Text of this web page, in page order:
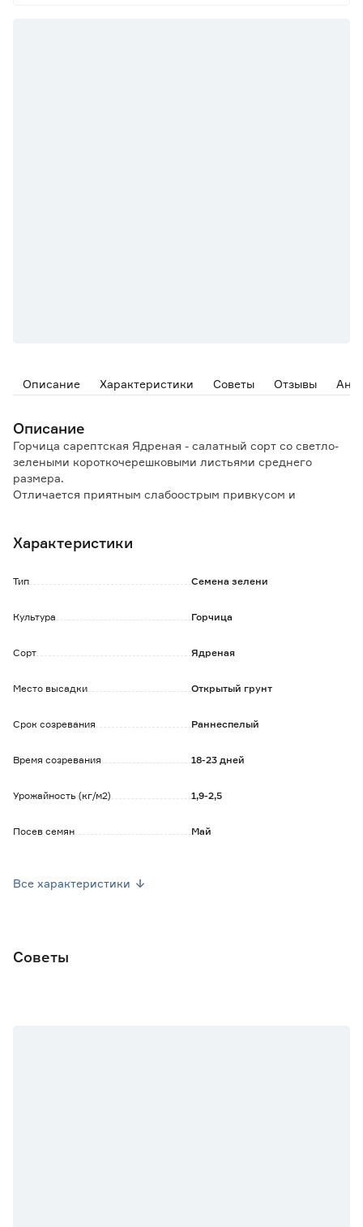
Описание Характеристики Советы Отзывы
Описание
Горчица сарептская Ядреная - салатный сорт со светло-
зелеными короткочерешковыми листьями среднего
размера.
Отличается приятным слабоострым привкусом и
Характеристики
Тип Семена зелени
Культура Горчица
Сорт Ядреная
Место высадки Открытый грунт
Срок созревания Раннеспелый
Время созревания 18-23 дней
Урожайность (кг/м2) 1,9-2,5
Посев семян Май
Все характеристики
Советы